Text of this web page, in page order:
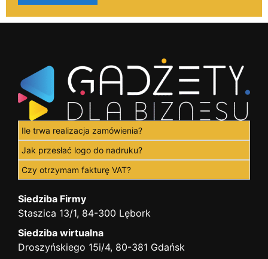
Ile trwa realizacja zamówienia?
Jak przesłać logo do nadruku?
Czy otrzymam fakturę VAT?
Siedziba Firmy
Staszica 13/1, 84-300 Lębork
Siedziba wirtualna
Droszyńskiego 15i/4, 80-381 Gdańsk